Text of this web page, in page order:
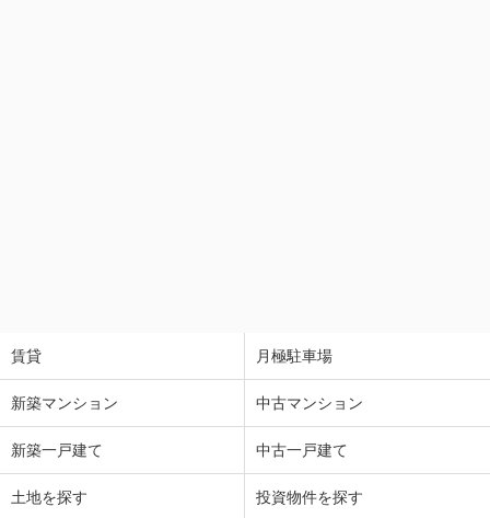
新築マンション 中古マンション
新築一戸建て 中古一戸建て
土地を探す 投資物件を探す
店舗/事業用 倉庫/トランクルーム